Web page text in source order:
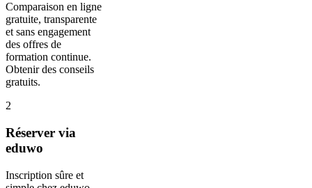
Comparaison en ligne
gratuite, transparente
et sans engagement
des offres de
formation continue.
Obtenir des conseils
gratuits.
2
Réserver via
eduwo
Inscription sûre et